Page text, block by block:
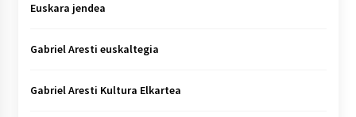
Euskara jendea
Gabriel Aresti euskaltegia
Gabriel Aresti Kultura Elkartea